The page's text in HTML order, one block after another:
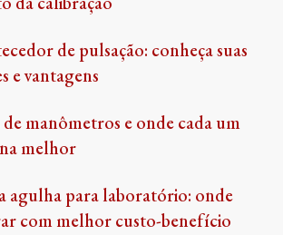
de pulsação: conheça suas
e vantagens
manômetros e onde cada um
melhor
agulha para laboratório: onde
com melhor custo-benefício